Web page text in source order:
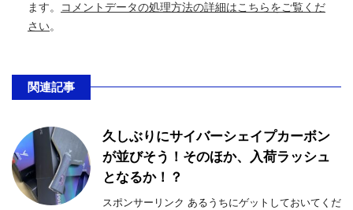
ます。
コメントデータの処理方法の詳細はこちらをご覧くだ
さい。
関連記事
久しぶりにサイバーシェイプカーボン
が並びそう！そのほか、入荷ラッシュ
となるか！？
スポンサーリンク あるうちにゲットしておいてくだ